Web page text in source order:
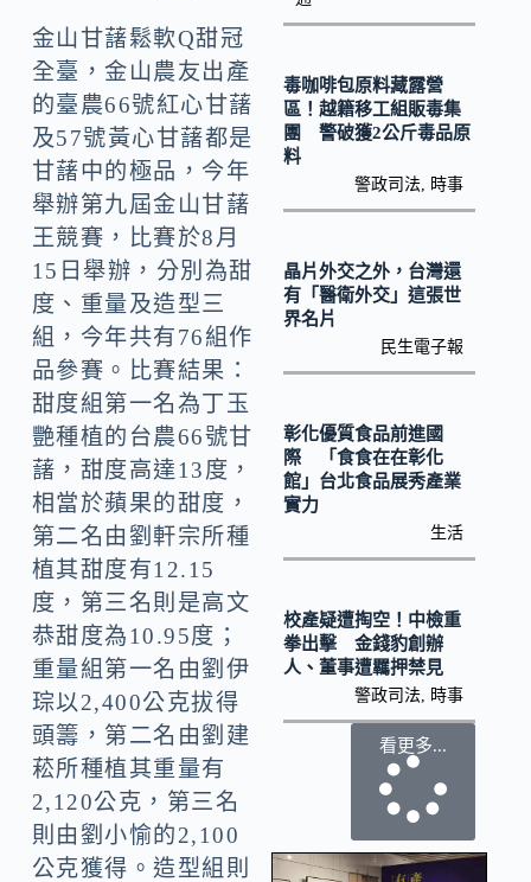
b
o
o
k
p
y
Li
n
k
金山甘藷鬆軟Q甜冠
全臺，金山農友出產
的臺農66號紅心甘藷
及57號黃心甘藷都是
甘藷中的極品，今年
舉辦第九屆金山甘藷
王競賽，比賽於8月
15日舉辦，分別為甜
度、重量及造型三
組，今年共有76組作
品參賽。比賽結果：
甜度組第一名為丁玉
艷種植的台農66號甘
藷，甜度高達13度，
相當於蘋果的甜度，
第二名由劉軒宗所種
植其甜度有12.15
度，第三名則是高文
恭甜度為10.95度；
重量組第一名由劉伊
琮以2,400公克拔得
頭籌，第二名由劉建
菘所種植其重量有
2,120公克，第三名
則由劉小愉的2,100
公克獲得。造型組則
毒咖啡包原料藏露營
區！越籍移工組販毒集
團 警破獲2公斤毒品原
料
警政司法 時事
晶片外交之外，台灣還
有「醫衛外交」這張世
界名片
民生電子報
彰化優質食品前進國
際 「食食在在彰化
館」台北食品展秀產業
實力
生活
校產疑遭掏空！中檢重
拳出擊 金錢豹創辦
人、董事遭羈押禁見
警政司法 時事
看更多...